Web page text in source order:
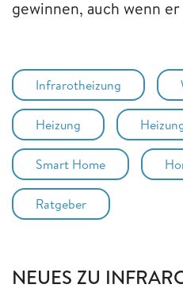
gewinnen, auch wenn
Infrarotheizung
Heizung
Smart Home
Ratgeber
NEUES ZU